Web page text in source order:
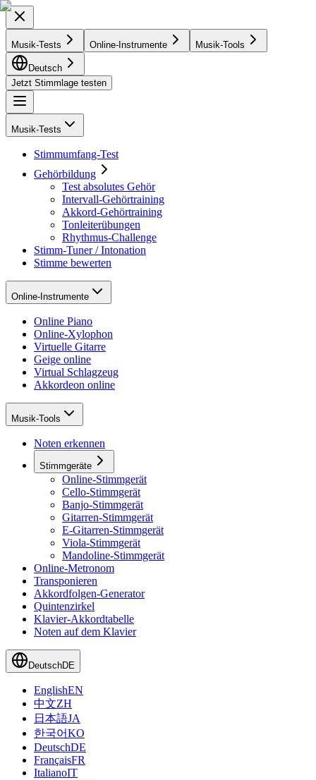
Musik-Tests Online-Instrumente Musik-Tools
Deutsch
Jetzt Stimmlage testen
Musik-Tests
Stimmumfang-Test
Gehörbildung
Test absolutes Gehör
Intervall-Gehörtraining
Akkord-Gehörtraining
Tonleiterübungen
Rhythmus-Challenge
Stimm-Tuner / Intonation
Stimme bewerten
Online-Instrumente
Online Piano
Online-Xylophon
Virtuelle Gitarre
Geige online
Virtual Schlagzeug
Akkordeon online
Musik-Tools
Noten erkennen
Stimmgeräte
Online-Stimmgerät
Cello-Stimmgerät
Banjo-Stimmgerät
Gitarren-Stimmgerät
E-Gitarren-Stimmgerät
Viola-Stimmgerät
Mandoline-Stimmgerät
Online-Metronom
Transponieren
Akkordfolgen-Generator
Quintenzirkel
Klavier-Akkordtabelle
Noten auf dem Klavier
DeutschDE
EnglishEN
中文ZH
日本語JA
한국어KO
DeutschDE
FrançaisFR
ItalianoIT